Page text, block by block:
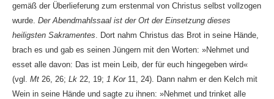
gemäß der Überlieferung zum erstenmal von Christus selbst vollzogen
wurde. Der Abendmahlssaal ist der Ort der Einsetzung dieses
heiligsten Sakramentes . Dort nahm Christus das Brot in seine Hände,
brach es und gab es seinen Jüngern mit den Worten: »Nehmet und
esset alle davon: Das ist mein Leib, der für euch hingegeben wird«
(vgl. Mt 26, 26; Lk 22, 19; 1 Kor 11, 24). Dann nahm er den Kelch mit
Wein in seine Hände und sagte zu ihnen: »Nehmet und trinket alle